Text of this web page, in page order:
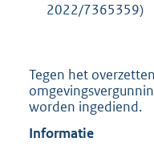
2022/7365359)
Tegen het
worden ingediend.
Informatie